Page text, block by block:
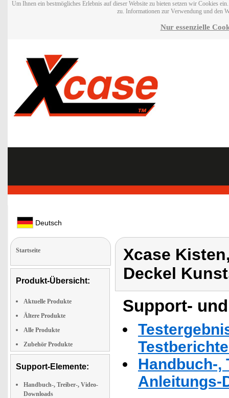
Um Ihnen ein bestmögliches Erlebnis auf dieser Website zu bieten setzen wir Cookies
zu. Informationen zur Verwendung und den
Nur essenzielle
Deutsch
Startseite
Produkt-Übersicht:
Aktuelle Produkte
Ältere Produkte
Alle Produkte
Zubehör Produkte
Support-Elemente:
Handbuch-, Treiber-, Video-
Downloads
Xcase
Deckel
Support-
Handbuch-,
Anleitungs-